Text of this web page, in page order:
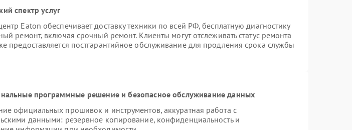
спектр услуг
Eaton обеспечивает доставку техники по всей РФ, бесплатную диагностику
ремонт, включая срочный ремонт. Клиенты могут отслеживать статус ремонта
предоставляется постгарантийное обслуживание для продления срока службы
программные решение и безопасное обслуживание данных
официальных прошивок и инструментов, аккуратная работа с
данными: резервное копирование, конфиденциальность и